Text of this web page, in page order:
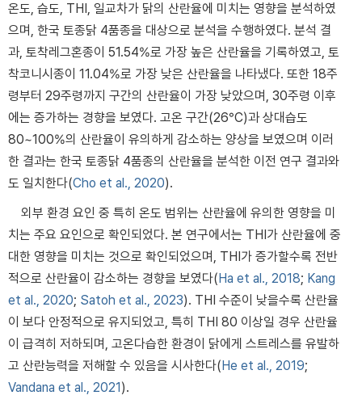
온도, 습도, THI, 일교차가 닭의 산란율에 미치는 영향을 분석하였
으며, 한국 토종닭 4품종을 대상으로 분석을 수행하였다. 분석 결
과, 토착레그혼종이 51.54%로 가장 높은 산란율을 기록하였고, 토
착코니시종이 11.04%로 가장 낮은 산란율을 나타냈다. 또한 18주
령부터 29주령까지 구간의 산란율이 가장 낮았으며, 30주령 이후
에는 증가하는 경향을 보였다. 고온 구간(26°C)과 상대습도
80~100%의 산란율이 유의하게 감소하는 양상을 보였으며 이러
한 결과는 한국 토종닭 4품종의 산란율을 분석한 이전 연구 결과와
도 일치한다(Cho et al., 2020).
외부 환경 요인 중 특히 온도 범위는 산란율에 유의한 영향을 미
치는 주요 요인으로 확인되었다. 본 연구에서는 THI가 산란율에 중
대한 영향을 미치는 것으로 확인되었으며, THI가 증가할수록 전반
적으로 산란율이 감소하는 경향을 보였다(Ha et al., 2018; Kang
et al., 2020; Satoh et al., 2023). THI 수준이 낮을수록 산란율
이 보다 안정적으로 유지되었고, 특히 THI 80 이상일 경우 산란율
이 급격히 저하되며, 고온다습한 환경이 닭에게 스트레스를 유발하
고 산란능력을 저해할 수 있음을 시사한다(He et al., 2019;
Vandana et al., 2021).